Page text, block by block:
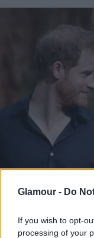
Glamour - Do
If you wish to opt-
processing of your
Nos, egy